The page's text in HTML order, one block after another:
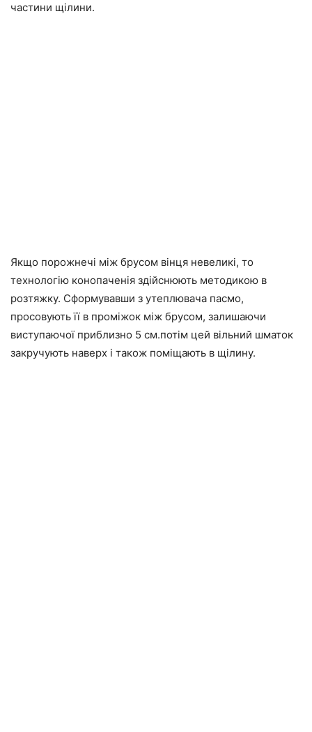
частини щілини.
Якщо порожнечі між брусом вінця невеликі, то
технологію конопаченія здійснюють методикою в
розтяжку. Сформувавши з утеплювача пасмо,
просовують її в проміжок між брусом, залишаючи
виступаючої приблизно 5 см.потім цей вільний шматок
закручують наверх і також поміщають в щілину.